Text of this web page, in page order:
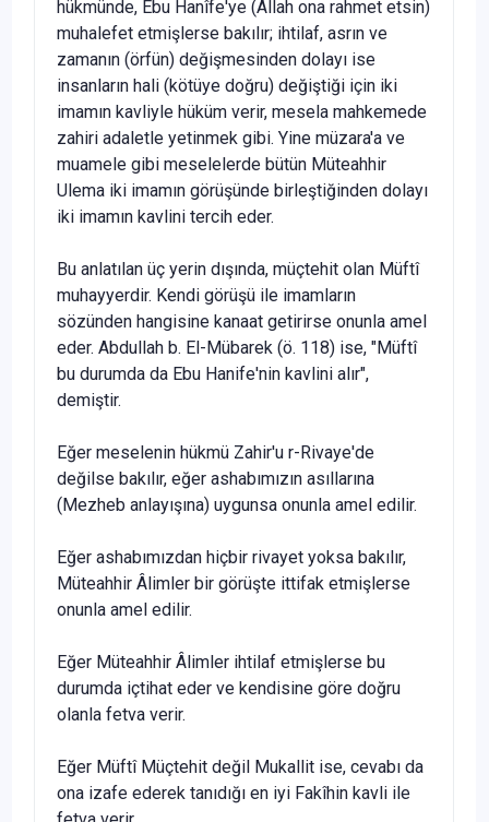
hükmünde, Ebu Hanîfe'ye (Allah ona rah­met etsin)
muhalefet etmişlerse bakılır; ihtilaf, asrın ve
zamanın (ör­fün) değişmesinden dolayı ise
insanların hali (kötüye doğru) değiştiği için iki
imamın kavliyle hüküm verir, mesela mahkemede
zahiri ada­letle yetinmek gibi. Yine müzara'a ve
muamele gibi meselelerde bütün Müteahhir
Ulema iki imamın görüşünde birleştiğinden dolayı
iki ima­mın kavlini tercih eder.
Bu anlatılan üç yerin dışında, müçtehit olan Müftî
muhayyerdir. Kendi görüşü ile imamların
sözünden hangisine kanaat getirirse onunla amel
eder. Abdullah b. El-Mübarek (ö. 118) ise, "Müftî
bu durumda da Ebu Hanife'nin kavlini alır",
demiştir.
Eğer meselenin hükmü Zahir'u r-Rivaye'de
değilse bakılır, eğer as­habımızın asıllarına
(Mezheb anlayışına) uygunsa onunla amel edilir.
Eğer ashabımızdan hiçbir rivayet yoksa bakılır,
Müteahhir Âlimler bir görüşte ittifak etmişlerse
onunla amel edilir.
Eğer Müteahhir Âlimler ihtilaf etmişlerse bu
durumda içtihat eder ve kendisine göre doğru
olanla fetva verir.
Eğer Müftî Müçtehit değil Mukallit ise, cevabı da
ona izafe ederek tanıdığı en iyi Fakîhin kavli ile